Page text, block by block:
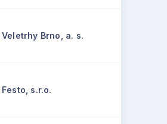
Veletrhy Brno, a. s.
Festo, s.r.o.